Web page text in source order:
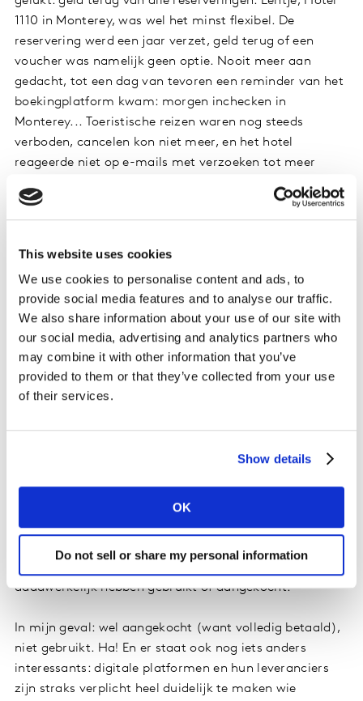
This website uses cookies
We use cookies to personalise content and ads, to
provide social media features and to analyse our traffic.
We also share information about your use of our site with
our social media, advertising and analytics partners who
may combine it with other information that you’ve
provided to them or that they’ve collected from your use
of their services.
Show details
OK
Do not sell or share my personal information
1110 in Monterey, was wel het minst flexibel. De
reservering werd een jaar verzet, geld terug of een
voucher was namelijk geen optie. Nooit meer aan
gedacht, tot een dag van tevoren een reminder van het
boekingplatform kwam: morgen inchecken in
Monterey... Toeristische reizen waren nog steeds
verboden, cancelen kon niet meer, en het hotel
reageerde niet op e-mails met verzoeken tot meer
De irritatie werd niet minder toen ik tot 3 keer toe een
geschreven. Ik heb het hele verhaal uitgelegd en een
knetterslechte beoordeling gegeven. Nu wel een snelle
reactie van het platform: mijn review werd niet
geplaatst omdat ik niet aan de richtlijnen voldeed. Ik
was er immers niet geweest. Ik schreef dus een fake
review. Geen enkele inhoudelijke reactie van platform
Toch maar eens een gekke hobby van stal gehaald: ik
lees soms wetsvoorstellen. Aanrader: tussen de
juridische lingo staan vaak hele boeiende teksten.
Uiteraard is mijn review volgens de richtlijnen fake.
daadwerkelijk hebben gebruikt of aangekocht.
In mijn geval: wel aangekocht (want volledig betaald),
niet gebruikt. Ha! En er staat ook nog iets anders
interessants: digitale platformen en hun leveranciers
zijn straks verplicht heel duidelijk te maken wie